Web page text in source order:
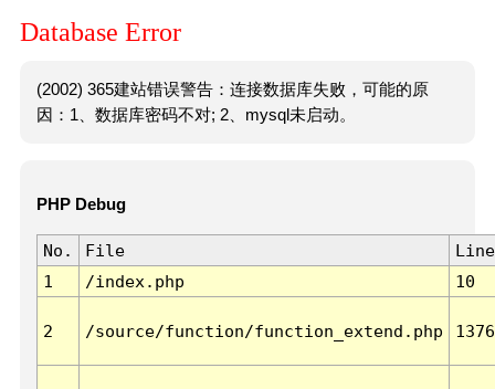
Database Error
(2002) 365建站错误警告：连接数据库失败，可能的原
因：1、数据库密码不对; 2、mysql未启动。
PHP Debug
No. File
Line
1
/index.php 10
2 /source/function/function_extend.php 1376